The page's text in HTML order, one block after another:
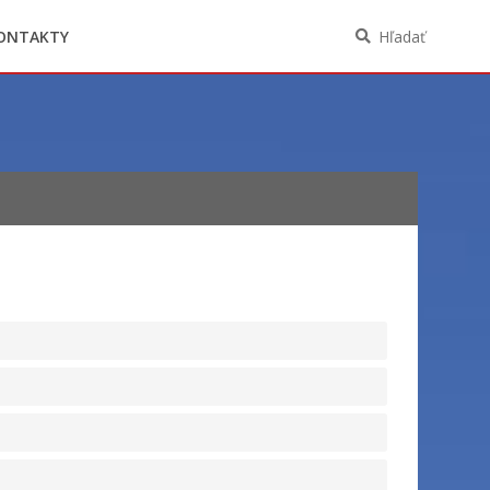
majetkových pomerov verejného funkcionára
Hľadať